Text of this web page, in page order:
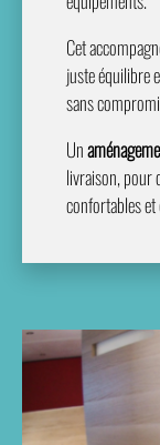
Cet
juste équilibre
sans
Un
livraison, pour
confortables et